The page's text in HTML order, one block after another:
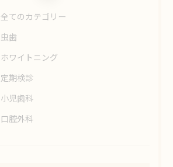
全てのカテゴリー
虫歯
ホワイトニング
定期検診
小児歯科
口腔外科